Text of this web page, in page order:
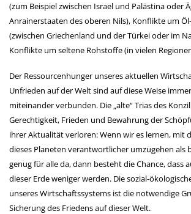
(zum Beispiel zwischen Israel und Palästina oder
Anrainerstaaten des oberen Nils), Konflikte um
(zwischen Griechenland und der Türkei oder im
Konflikte um seltene Rohstoffe (in vielen
Der Ressourcenhunger unseres aktuellen
Unfrieden auf der Welt sind auf diese Weise
miteinander verbunden. Die „alte“ Trias des
Gerechtigkeit, Frieden und Bewahrung der
ihrer Aktualität verloren: Wenn wir es lernen, mit
dieses Planeten verantwortlicher umzugehen als
genug für alle da, dann besteht die Chance, dass
dieser Erde weniger werden. Die sozial-
unseres Wirtschaftssystems ist die notwendige
Sicherung des Friedens auf dieser Welt.